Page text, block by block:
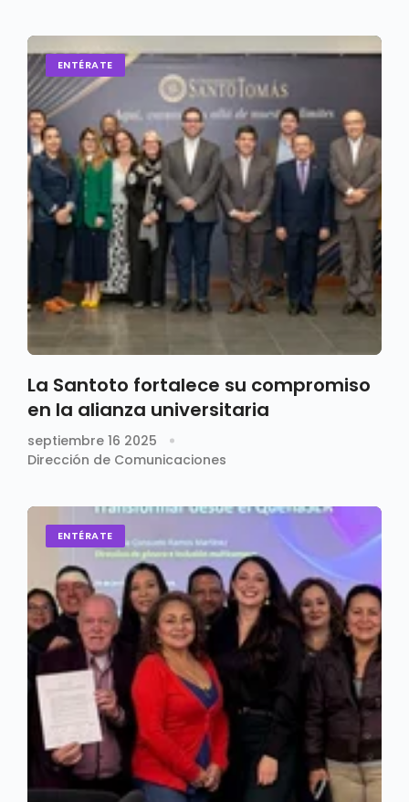
ENTÉRATE
La Santoto fortalece su compromiso
en la alianza universitaria
septiembre 16 2025
Dirección de Comunicaciones
ENTÉRATE